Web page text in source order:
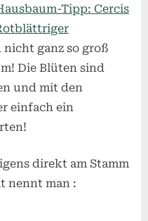
Tipp: Cercis
nicht ganz so groß
Die Blüten sind
und mit den
einfach ein
direkt am Stamm
nennt man :